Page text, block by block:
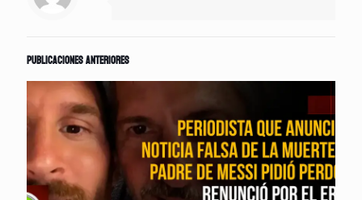
Publicaciones anteriores